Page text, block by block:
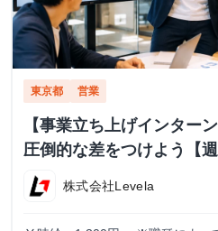
東京都 営業
【事業立ち上げインター
圧倒的な差をつけよう【週
株式会社Levela